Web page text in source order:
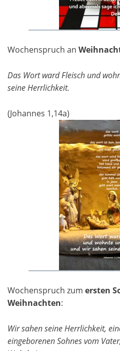
Wochenspruch an
Das Wort ward Fleisch und
seine Herrlichkeit.
(Johannes 1,14a)
Wochenspruch zum ersten
Weihnachten:
Wir sahen seine Herrlichkeit,
eingeborenen Sohnes vom